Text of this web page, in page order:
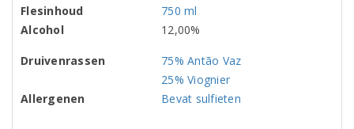
Flesinhoud
750 ml
Alcohol
12,00%
Druivenrassen
75% Antão Vaz
25% Viognier
Allergenen
Bevat sulfieten